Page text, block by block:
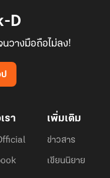
D
วางมือถือไม่ลง!
รา เพิ่มเติม
ข่าวสาร
เขียนนิยาย